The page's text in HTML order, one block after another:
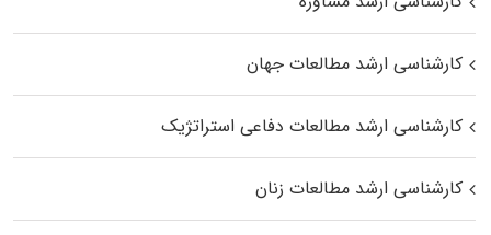
کارشناسی ارشد مطالعات جهان
کارشناسی ارشد مطالعات دفاعی استراتژیک
کارشناسی ارشد مطالعات زنان